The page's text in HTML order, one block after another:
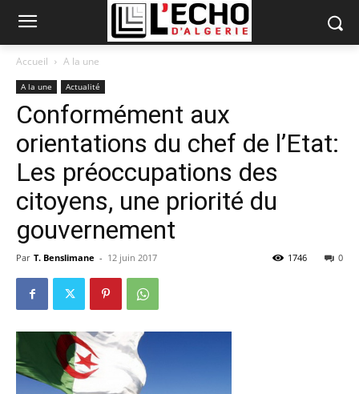
Accueil A la une
A la une Actualité
Conformément aux
orientations du chef de l’Etat:
Les préoccupations des
citoyens, une priorité du
gouvernement
Par T. Benslimane - 12 juin 2017 0
1746